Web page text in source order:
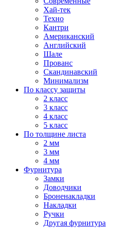
Хай-тек
Техно
Кантри
Американский
Английский
Шале
Прованс
Скандинавский
Минимализм
По классу защиты
2 класс
3 класс
4 класс
5 класс
По толщине листа
2 мм
3 мм
4 мм
Фурнитура
Замки
Доводчики
Броненакладки
Накладки
Ручки
Другая фурнитура